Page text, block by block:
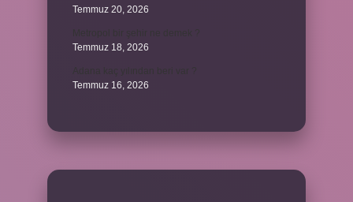
Temmuz 20, 2026
Temmuz 18, 2026
Temmuz 16, 2026